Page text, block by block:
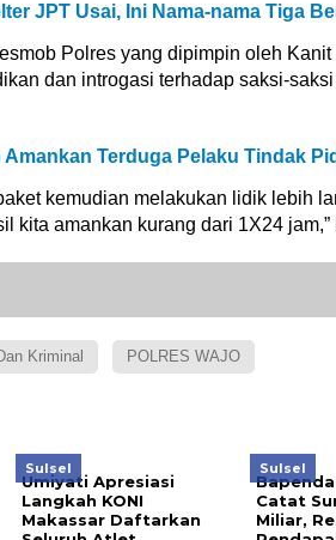
JPT Usai, Ini Nama-nama Tiga
Polres yang dipimpin oleh
dan introgasi terhadap saksi-
Amankan Terduga Pelaku Tindak
kemudian melakukan lidik lebih
kita amankan kurang dari 1X24 jam,”
Kriminal POLRES WAJO
Sulsel
Umiyati Apresiasi
Langkah KONI
Makassar Daftarkan
Sulsel
Catat
Miliar,